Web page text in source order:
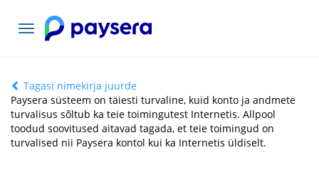
Vaheta
navigatsiooni
Tagasi nimekirja juurde
Paysera süsteem on täiesti turvaline, kuid konto ja andmete
turvalisus sõltub ka teie toimingutest Internetis. Allpool
toodud soovitused aitavad tagada, et teie toimingud on
turvalised nii Paysera kontol kui ka Internetis üldiselt.